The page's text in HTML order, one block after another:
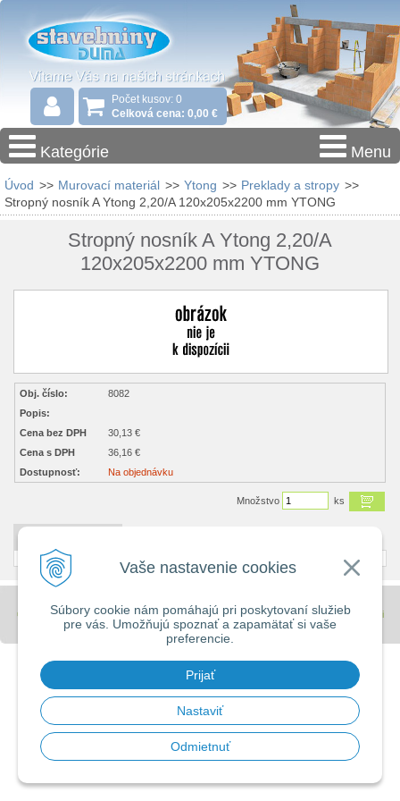
Vaše nastavenie cookies
Súbory cookie nám pomáhajú pri poskytovaní služieb
pre vás. Umožňujú spoznať a zapamätať si vaše
preferencie.
Prijať
Nastaviť
Odmietnuť
Počet kusov: 0
Celková cena: 0,00 €
Kategórie Menu
Úvod >> Murovací materiál >> Ytong >> Preklady a stropy >>
Stropný nosník A Ytong 2,20/A 120x205x2200 mm YTONG
Stropný nosník A Ytong 2,20/A
120x205x2200 mm YTONG
Obj. číslo:
8082
Popis:
Cena bez DPH
30,13 €
Cena s DPH
36,16 €
Dostupnosť:
Na objednávku
Množstvo ks
© 2026 Stavebniny - DUMA •tvorba eshopu cez UNIobchod,webhostingspoločnosti
WEBYGROUP